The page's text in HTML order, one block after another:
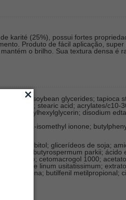
karité (25%), possui fortes
Produto de fácil aplicação, super
o brilho. Sua textura densa é
soybean glycerides; tapioca
stearic acid; acrylates/c10-
disodium
alpha-isomethyl ionone;
sorbitol; glicerídeos de soja;
de butyrospermum parkii; ácido
de sódio; cetomacrogol 1000;
de linum usitatissimum;
ionona; butilfenil metilpropional;